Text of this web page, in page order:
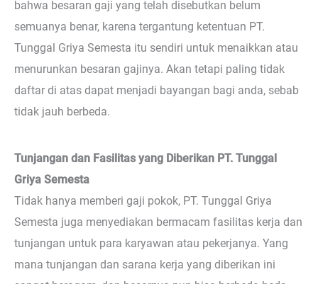
bahwa besaran gaji yang telah disebutkan belum
semuanya benar, karena tergantung ketentuan PT.
Tunggal Griya Semesta itu sendiri untuk menaikkan atau
menurunkan besaran gajinya. Akan tetapi paling tidak
daftar di atas dapat menjadi bayangan bagi anda, sebab
tidak jauh berbeda.
Tunjangan dan Fasilitas yang Diberikan PT. Tunggal
Griya Semesta
Tidak hanya memberi gaji pokok, PT. Tunggal Griya
Semesta juga menyediakan bermacam fasilitas kerja dan
tunjangan untuk para karyawan atau pekerjanya. Yang
mana tunjangan dan sarana kerja yang diberikan ini